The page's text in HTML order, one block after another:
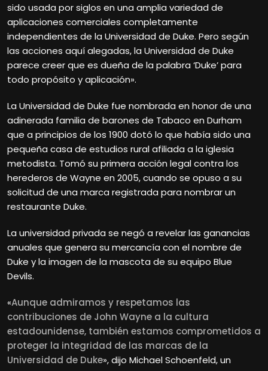
sido usada por siglos en una amplia variedad de
aplicaciones comerciales completamente
independientes de la Universidad de Duke. Pero según
las acciones aquí alegadas, la Universidad de Duke
parece creer que es dueña de la palabra ‘Duke’ para
todo propósito y aplicación».
La Universidad de Duke fue nombrada en honor de una
adinerada familia de barones de Tabaco en Durham
que a principios de los 1900 dotó lo que había sido una
pequeña casa de estudios rural afiliada a la iglesia
metodista. Tomó su primera acción legal contra los
herederos de Wayne en 2005, cuando se opuso a su
solicitud de una marca registrada para nombrar un
restaurante Duke.
La universidad privada se negó a revelar las ganancias
anuales que genera su mercancía con el nombre de
Duke y la imagen de la mascota de su equipo Blue
Devils.
«Aunque admiramos y respetamos las
contribuciones de John Wayne a la cultura
estadounidense, también estamos comprometidos a
proteger la integridad de las marcas de la
Universidad de Duke», dijo Michael Schoenfeld, un